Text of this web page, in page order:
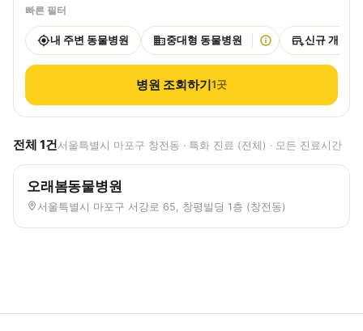
빠른 필터
내 주변 동물병원 중대형 동물병원 신규 개원
병원 조회하기1곳
전체 1건서울특별시 마포구 창전동 · 특화 진료 (전체) · 모든 진료시간
오래봄동물병원
서울특별시 마포구 서강로 65, 창평빌딩 1층 (창전동)